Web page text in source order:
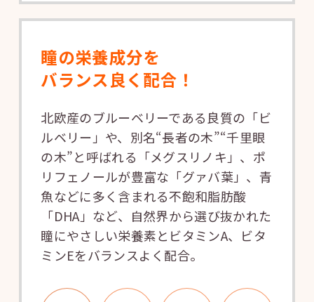
瞳の栄養成分を
バランス良く配合！
北欧産のブルーベリーである良質の「ビ
ルベリー」や、別名“長者の木”“千里眼
の木”と呼ばれる「メグスリノキ」、ポ
リフェノールが豊富な「グァバ葉」、青
魚などに多く含まれる不飽和脂肪酸
「DHA」など、自然界から選び抜かれた
瞳にやさしい栄養素とビタミンA、ビタ
ミンEをバランスよく配合。